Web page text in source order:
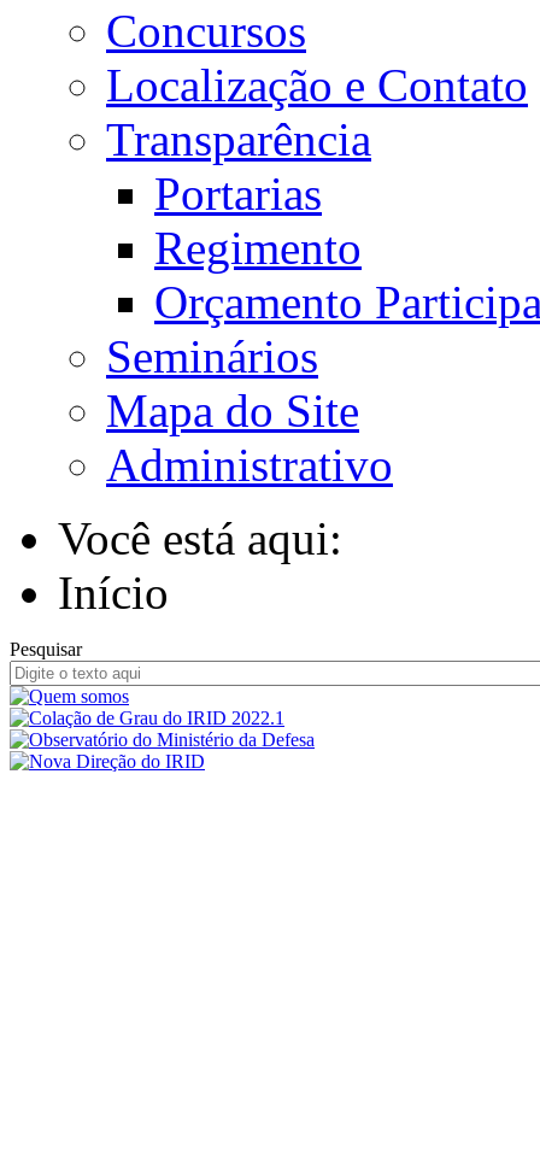
Concursos
Localização e Contato
Transparência
Portarias
Regimento
Orçamento
Seminários
Mapa do Site
Administrativo
Você está aqui:
Início
Pesquisar